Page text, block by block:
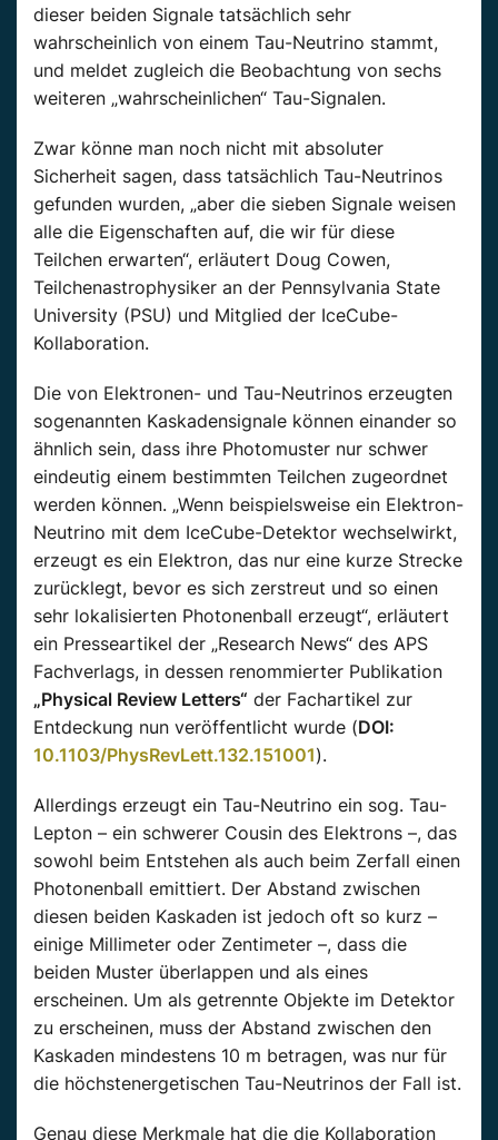
dieser beiden Signale tatsächlich sehr
wahrscheinlich von einem Tau-Neutrino stammt,
und meldet zugleich die Beobachtung von sechs
weiteren „wahrscheinlichen“ Tau-Signalen.
Zwar könne man noch nicht mit absoluter
Sicherheit sagen, dass tatsächlich Tau-Neutrinos
gefunden wurden, „aber die sieben Signale weisen
alle die Eigenschaften auf, die wir für diese
Teilchen erwarten“, erläutert Doug Cowen,
Teilchenastrophysiker an der Pennsylvania State
University (PSU) und Mitglied der IceCube-
Kollaboration.
Die von Elektronen- und Tau-Neutrinos erzeugten
sogenannten Kaskadensignale können einander so
ähnlich sein, dass ihre Photomuster nur schwer
eindeutig einem bestimmten Teilchen zugeordnet
werden können. „Wenn beispielsweise ein Elektron-
Neutrino mit dem IceCube-Detektor wechselwirkt,
erzeugt es ein Elektron, das nur eine kurze Strecke
zurücklegt, bevor es sich zerstreut und so einen
sehr lokalisierten Photonenball erzeugt“, erläutert
ein Presseartikel der „Research News“ des APS
Fachverlags, in dessen renommierter Publikation
„Physical Review Letters“ der Fachartikel zur
Entdeckung nun veröffentlicht wurde (DOI:
10.1103/PhysRevLett.132.151001).
Allerdings erzeugt ein Tau-Neutrino ein sog. Tau-
Lepton – ein schwerer Cousin des Elektrons –, das
sowohl beim Entstehen als auch beim Zerfall einen
Photonenball emittiert. Der Abstand zwischen
diesen beiden Kaskaden ist jedoch oft so kurz –
einige Millimeter oder Zentimeter –, dass die
beiden Muster überlappen und als eines
erscheinen. Um als getrennte Objekte im Detektor
zu erscheinen, muss der Abstand zwischen den
Kaskaden mindestens 10 m betragen, was nur für
die höchstenergetischen Tau-Neutrinos der Fall ist.
Genau diese Merkmale hat die die Kollaboration